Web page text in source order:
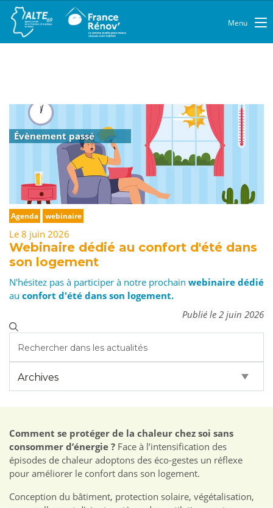
Menu
Évènement passé
Agenda webinaire
Le 8 juin 2026
Webinaire dédié au confort d'été dans
son logement
N'hésitez pas à participer à notre prochain webinaire dédié
au confort d'été dans son logement.
Publié le 2 juin 2026
Comment se protéger de la chaleur chez soi sans
consommer d’énergie ? Face à l’intensification des
épisodes de chaleur adoptons des éco-gestes un réflexe
pour améliorer le confort dans son logement.
Conception du bâtiment, protection solaire, végétalisation,